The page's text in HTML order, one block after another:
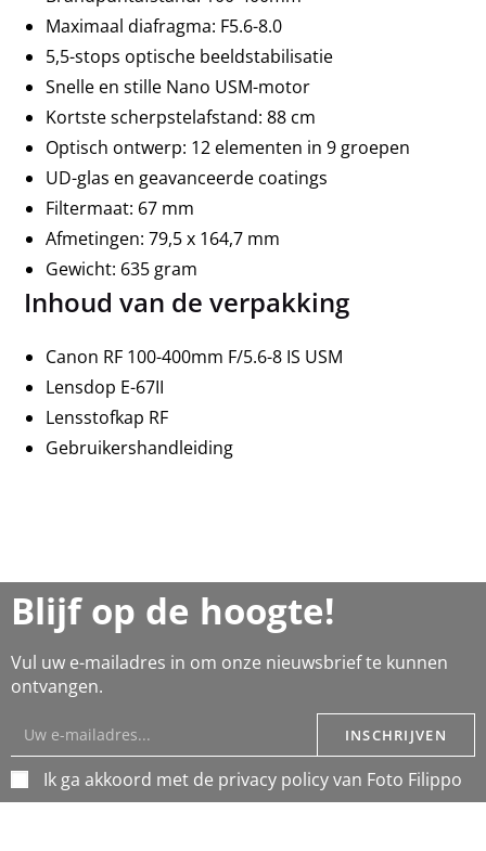
Maximaal diafragma: F5.6-8.0
5,5-stops optische beeldstabilisatie
Snelle en stille Nano USM-motor
Kortste scherpstelafstand: 88 cm
Optisch ontwerp: 12 elementen in 9 groepen
UD-glas en geavanceerde coatings
Filtermaat: 67 mm
Afmetingen: 79,5 x 164,7 mm
Gewicht: 635 gram
Inhoud van de verpakking
Canon RF 100-400mm F/5.6-8 IS USM
Lensdop E-67II
Lensstofkap RF
Gebruikershandleiding
Blijf op de hoogte!
Vul uw e-mailadres in om onze nieuwsbrief te kunnen
ontvangen.
Ik ga akkoord met de privacy policy van Foto Filippo
INSCHRIJVEN